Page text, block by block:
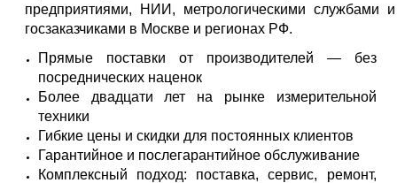
предприятиями, НИИ, метрологическими службами и
госзаказчиками в Москве и регионах РФ.
Прямые поставки от производителей — без
посреднических наценок
Более двадцати лет на рынке измерительной
техники
Гибкие цены и скидки для постоянных клиентов
Гарантийное и послегарантийное обслуживание
Комплексный подход: поставка, сервис, ремонт,